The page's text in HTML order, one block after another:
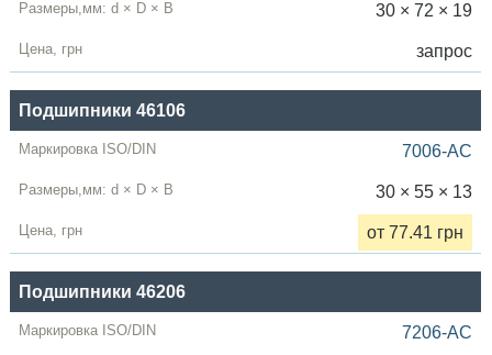
30 × 72 × 19
запрос
Подшипники 46106
7006-AC
30 × 55 × 13
от 77.41 грн
Подшипники 46206
7206-AC